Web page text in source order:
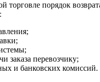
торговле порядок
заказа перевозчику;
и банковских комиссий.